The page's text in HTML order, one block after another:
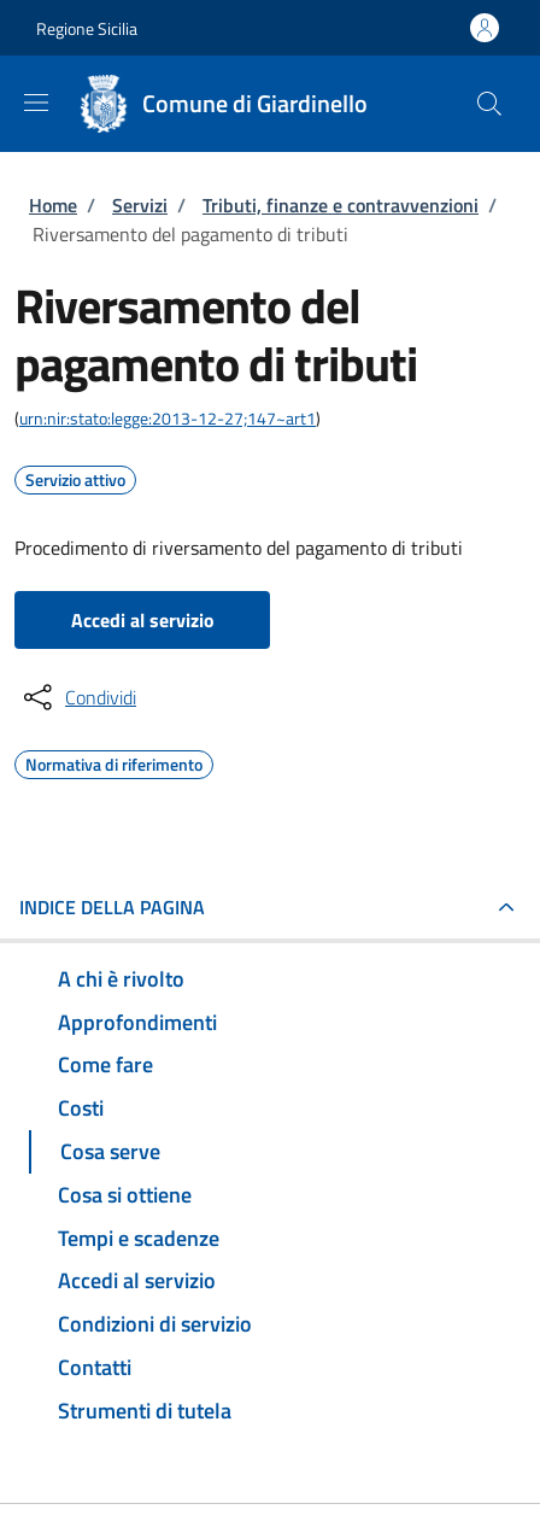
Regione Sicilia
Comune di Giardinello
Briciole di pane
Home / Servizi / Tributi, finanze e contravvenzioni /
Riversamento del pagamento di tributi
Riversamento del
pagamento di tributi
(urn:nir:stato:legge:2013-12-27;147~art1)
Servizio attivo
Procedimento di riversamento del pagamento di tributi
Accedi al servizio
Condividi
Normativa di riferimento
INDICE DELLA PAGINA
A chi è rivolto
Approfondimenti
Come fare
Costi
Cosa serve
Cosa si ottiene
Tempi e scadenze
Accedi al servizio
Condizioni di servizio
Contatti
Strumenti di tutela